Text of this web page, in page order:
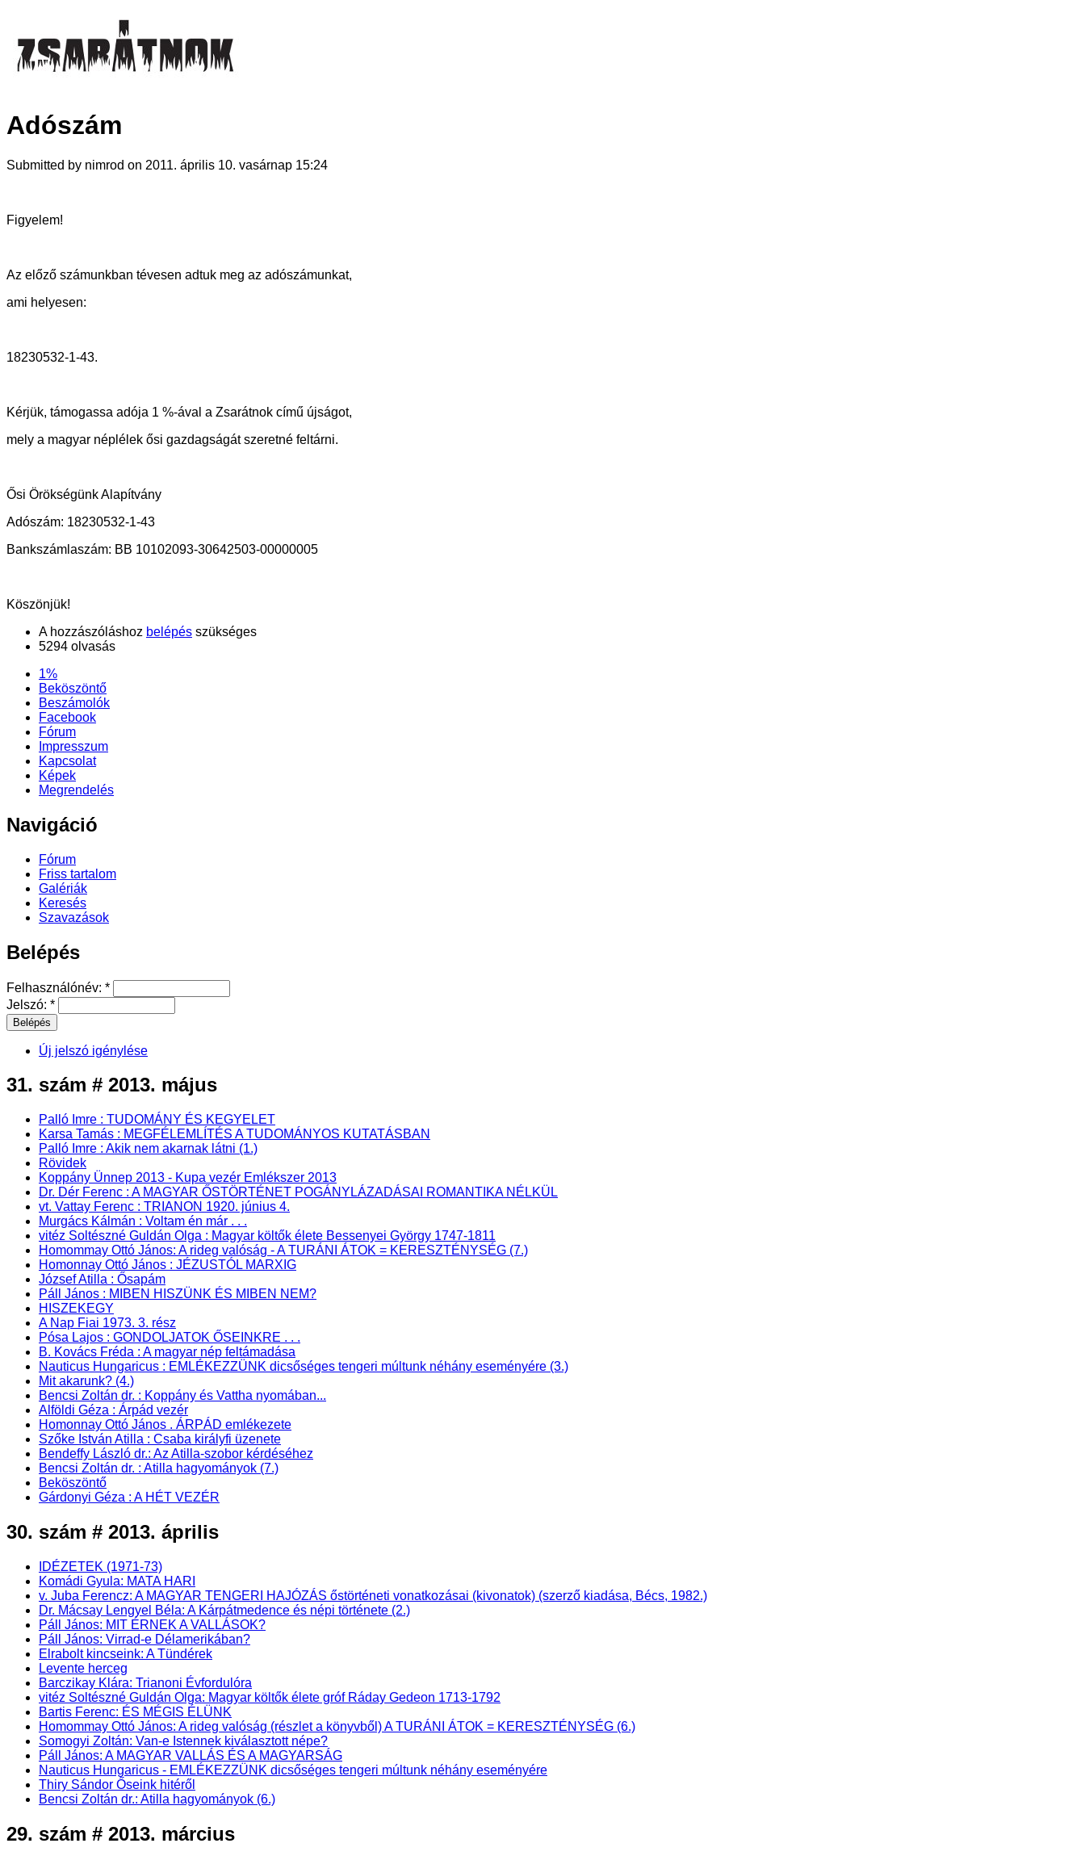
Adószám
Submitted by nimrod on 2011. április 10. vasárnap 15:24
Figyelem!
Az előző számunkban tévesen adtuk meg az adószámunkat,
ami helyesen:
18230532-1-43.
Kérjük, támogassa adója 1 %-ával a Zsarátnok című újságot,
mely a magyar néplélek ősi gazdagságát szeretné feltárni.
Ősi Örökségünk Alapítvány
Adószám: 18230532-1-43
Bankszámlaszám: BB 10102093-30642503-00000005
Köszönjük!
A hozzászóláshoz belépés szükséges
5294 olvasás
1%
Beköszöntő
Beszámolók
Facebook
Fórum
Impresszum
Kapcsolat
Képek
Megrendelés
Navigáció
Fórum
Friss tartalom
Galériák
Keresés
Szavazások
Belépés
Felhasználónév: *
Jelszó: *
Új jelszó igénylése
31. szám # 2013. május
Palló Imre : TUDOMÁNY ÉS KEGYELET
Karsa Tamás : MEGFÉLEMLÍTÉS A TUDOMÁNYOS KUTATÁSBAN
Palló Imre : Akik nem akarnak látni (1.)
Rövidek
Koppány Ünnep 2013 - Kupa vezér Emlékszer 2013
Dr. Dér Ferenc : A MAGYAR ŐSTÖRTÉNET POGÁNYLÁZADÁSAI ROMANTIKA NÉLKÜL
vt. Vattay Ferenc : TRIANON 1920. június 4.
Murgács Kálmán : Voltam én már . . .
vitéz Soltészné Guldán Olga : Magyar költők élete Bessenyei György 1747-1811
Homommay Ottó János: A rideg valóság - A TURÁNI ÁTOK = KERESZTÉNYSÉG (7.)
Homonnay Ottó János : JÉZUSTÓL MARXIG
József Atilla : Ősapám
Páll János : MIBEN HISZÜNK ÉS MIBEN NEM?
HISZEKEGY
A Nap Fiai 1973. 3. rész
Pósa Lajos : GONDOLJATOK ŐSEINKRE . . .
B. Kovács Fréda : A magyar nép feltámadása
Nauticus Hungaricus : EMLÉKEZZÜNK dicsőséges tengeri múltunk néhány eseményére (3.)
Mit akarunk? (4.)
Bencsi Zoltán dr. : Koppány és Vattha nyomában...
Alföldi Géza : Árpád vezér
Homonnay Ottó János . ÁRPÁD emlékezete
Szőke István Atilla : Csaba királyfi üzenete
Bendeffy László dr.: Az Atilla-szobor kérdéséhez
Bencsi Zoltán dr. : Atilla hagyományok (7.)
Beköszöntő
Gárdonyi Géza : A HÉT VEZÉR
30. szám # 2013. április
IDÉZETEK (1971-73)
Komádi Gyula: MATA HARI
v. Juba Ferencz: A MAGYAR TENGERI HAJÓZÁS őstörténeti vonatkozásai (kivonatok) (szerző kiadása, Bécs, 1982.)
Dr. Mácsay Lengyel Béla: A Kárpátmedence és népi története (2.)
Páll János: MIT ÉRNEK A VALLÁSOK?
Páll János: Virrad-e Délamerikában?
Elrabolt kincseink: A Tündérek
Levente herceg
Barczikay Klára: Trianoni Évfordulóra
vitéz Soltészné Guldán Olga: Magyar költők élete gróf Ráday Gedeon 1713-1792
Bartis Ferenc: ÉS MÉGIS ÉLÜNK
Homommay Ottó János: A rideg valóság (részlet a könyvből) A TURÁNI ÁTOK = KERESZTÉNYSÉG (6.)
Somogyi Zoltán: Van-e Istennek kiválasztott népe?
Páll János: A MAGYAR VALLÁS ÉS A MAGYARSÁG
Nauticus Hungaricus - EMLÉKEZZÜNK dicsőséges tengeri múltunk néhány eseményére
Thiry Sándor Őseink hitéről
Bencsi Zoltán dr.: Atilla hagyományok (6.)
29. szám # 2013. március